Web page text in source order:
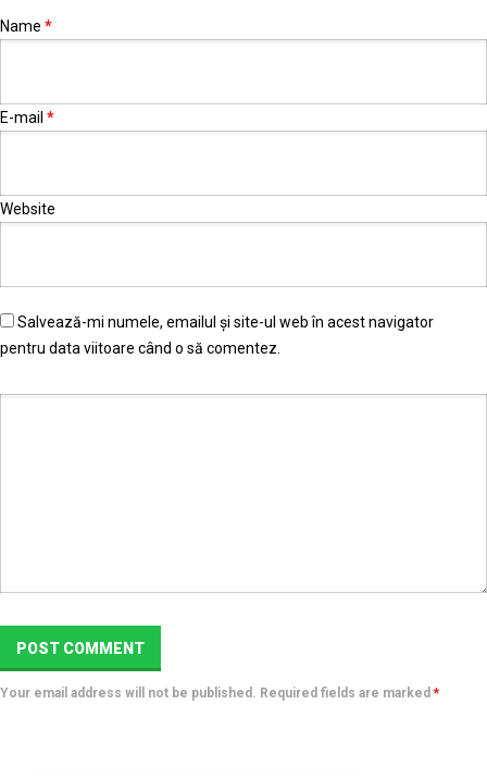
Name *
E-mail *
Website
Salvează-mi numele, emailul și site-ul web în acest navigator
pentru data viitoare când o să comentez.
Your email address will not be published. Required fields are marked *